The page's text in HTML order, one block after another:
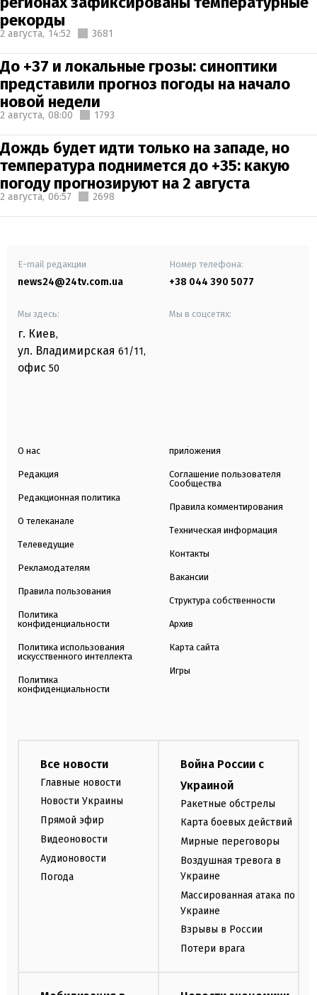
рекорды
2 августа, 14:52 3681
До +37 и локальные грозы: синоптики
представили прогноз погоды на начало
новой недели
2 августа, 08:00 1793
Дождь будет идти только на западе, но
температура поднимется до +35: какую
погоду прогнозируют на 2 августа
2 августа, 06:57 2698
E-mail редакции
news24@24tv.com.ua
Номер телефона:
+38 044 390 5077
Мы здесь:
г. Киев,
ул. Владимирская 61/11,
офис 50
Мы в соцсетях:
О нас
Редакция
Редакционная политика
О телеканале
Телеведущие
Рекламодателям
Правила пользования
Политика
конфиденциальности
Политика использования
искусственного интеллекта
Политика
конфиденциальности
приложения
Соглашение пользователя
Сообщества
Правила комментирования
Техническая информация
Контакты
Вакансии
Структура собственности
Архив
Карта сайта
Игры
Все новости
Главные новости
Новости Украины
Прямой эфир
Видеоновости
Аудионовости
Погода
Война России с
Украиной
Ракетные обстрелы
Карта боевых действий
Мирные переговоры
Воздушная тревога в
Украине
Массированная атака по
Украине
Взрывы в России
Потери врага